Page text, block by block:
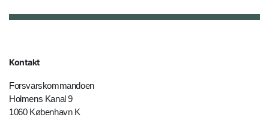
Kontakt
Forsvarskommandoen
Holmens Kanal 9
1060 København K